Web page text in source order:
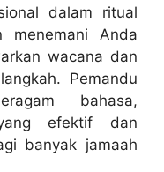
dalam ritual
Anda
wacana dan
Pemandu
bahasa,
efektif dan
banyak jamaah